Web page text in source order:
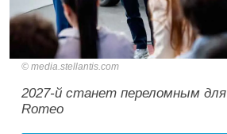
media.stellantis.com
2027-й станет переломным
Romeo